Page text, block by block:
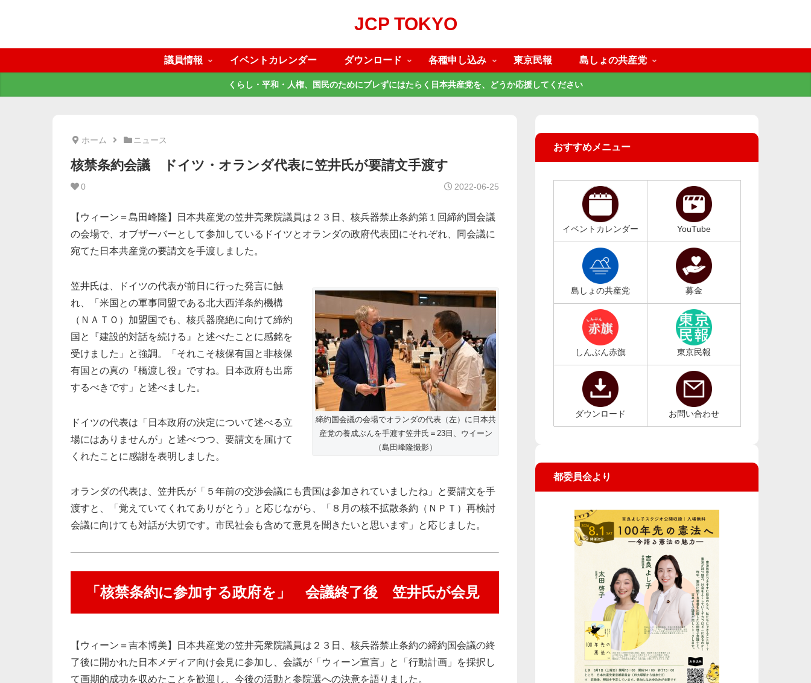
JCP TOKYO
議員情報 イベントカレンダー ダウンロード 各種申し込み 東京民報 島しょの共産党
くらし・平和・人権、国民のためにブレずにはたらく日本共産党を、どうか応援してください
ホーム ニュース
核禁条約会議 ドイツ・オランダ代表に笠井氏が要請文手渡す
0 2022-06-25
【ウィーン＝島田峰隆】日本共産党の笠井亮衆院議員は２３日、核兵器禁止条約第１回締約国会議
の会場で、オブザーバーとして参加しているドイツとオランダの政府代表団にそれぞれ、同会議に
宛てた日本共産党の要請文を手渡しました。
締約国会議の会場でオランダの代表（左）に日本共
産党の養成ぶんを手渡す笠井氏＝23日、ウイーン
（島田峰隆撮影）
笠井氏は、ドイツの代表が前日に行った発言に触
れ、「米国との軍事同盟である北大西洋条約機構
（ＮＡＴＯ）加盟国でも、核兵器廃絶に向けて締約
国と『建設的対話を続ける』と述べたことに感銘を
受けました」と強調。「それこそ核保有国と非核保
有国との真の『橋渡し役』ですね。日本政府も出席
するべきです」と述べました。
ドイツの代表は「日本政府の決定について述べる立
場にはありませんが」と述べつつ、要請文を届けて
くれたことに感謝を表明しました。
オランダの代表は、笠井氏が「５年前の交渉会議にも貴国は参加されていましたね」と要請文を手
渡すと、「覚えていてくれてありがとう」と応じながら、「８月の核不拡散条約（ＮＰＴ）再検討
会議に向けても対話が大切です。市民社会も含めて意見を聞きたいと思います」と応じました。
「核禁条約に参加する政府を」 会議終了後 笠井氏が会見
【ウィーン＝吉本博美】日本共産党の笠井亮衆院議員は２３日、核兵器禁止条約の締約国会議の終
了後に開かれた日本メディア向け会見に参加し、会議が「ウィーン宣言」と「行動計画」を採択し
て画期的成功を収めたことを歓迎し、今後の活動と参院選への決意を語りました。
おすすめメニュー
イベントカレンダー YouTube
島しょの共産党 募金
しんぶん赤旗 東京民報
ダウンロード お問い合わせ
都委員会より